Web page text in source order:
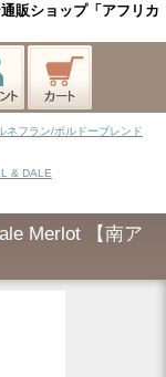
販ショップ「アフリカ
ネフラン/ボルドーブレンド
& DALE
Merlot 【南ア